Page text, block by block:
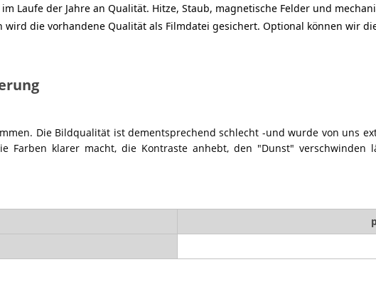
Laufe der Jahre an Qualität. Hitze, Staub, magnetische Felder und
die vorhandene Qualität als Filmdatei gesichert. Optional können wir
Die Bildqualität ist dementsprechend schlecht -und wurde von uns
Farben klarer macht, die Kontraste anhebt, den "Dunst"